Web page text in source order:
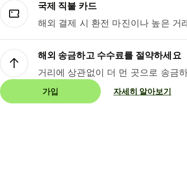
국제 직불 카드
해외 결제 시 환전 마진이나 높은 거
해외 송금하고 수수료를 절약하세요
거리에 상관없이 더 먼 곳으로 송금
가입 자세히 알아보기